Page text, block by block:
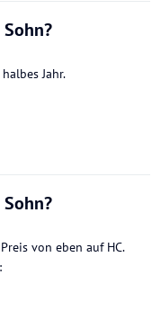
Jahr.
Preis von eben auf HC.